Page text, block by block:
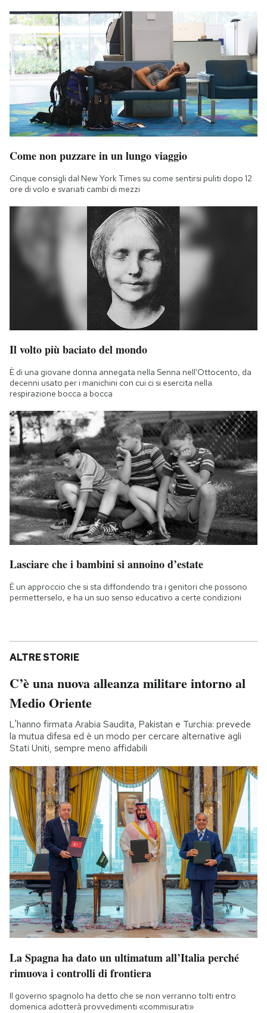
Come non puzzare in un lungo viaggio
Cinque consigli dal New York Times su come sentirsi puliti dopo 12
ore di volo e svariati cambi di mezzi
Il volto più baciato del mondo
È di una giovane donna annegata nella Senna nell'Ottocento, da
decenni usato per i manichini con cui ci si esercita nella
respirazione bocca a bocca
Lasciare che i bambini si annoino d’estate
È un approccio che si sta diffondendo tra i genitori che possono
permetterselo, e ha un suo senso educativo a certe condizioni
ALTRE STORIE
C’è una nuova alleanza militare intorno al
Medio Oriente
L'hanno firmata Arabia Saudita, Pakistan e Turchia: prevede
la mutua difesa ed è un modo per cercare alternative agli
Stati Uniti, sempre meno affidabili
La Spagna ha dato un ultimatum all’Italia perché
rimuova i controlli di frontiera
Il governo spagnolo ha detto che se non verranno tolti entro
domenica adotterà provvedimenti «commisurati»